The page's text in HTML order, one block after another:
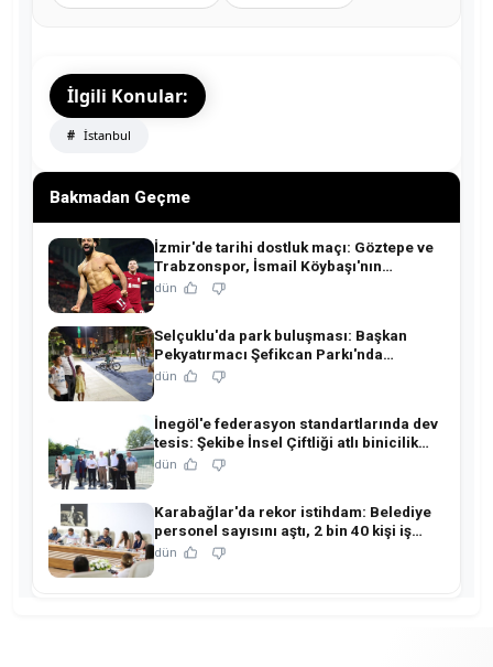
İlgili Konular:
İstanbul
Bakmadan Geçme
İzmir'de tarihi dostluk maçı: Göztepe ve
Trabzonspor, İsmail Köybaşı'nın
jübilesinde buluşuyor!
dün
Selçuklu'da park buluşması: Başkan
Pekyatırmacı Şefikcan Parkı'nda
hemşehrileriyle buluştu!
dün
İnegöl'e federasyon standartlarında dev
tesis: Şekibe İnsel Çiftliği atlı binicilik
merkezine dönüşüyor!
dün
Karabağlar'da rekor istihdam: Belediye
personel sayısını aştı, 2 bin 40 kişi iş
sahibi oldu!
dün